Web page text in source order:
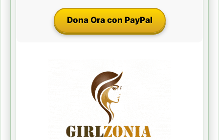
Dona Ora con PayPal